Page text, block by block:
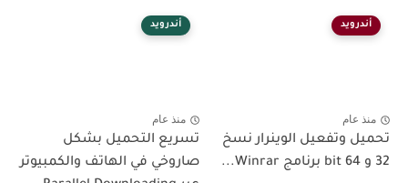
وتفعيل الوينرار نسخ
تسريع التحميل بشكل
صاروخي في الهاتف والكمبيوتر